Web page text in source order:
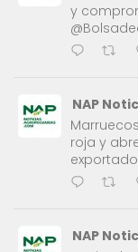
y
NAP
roja y
NAP